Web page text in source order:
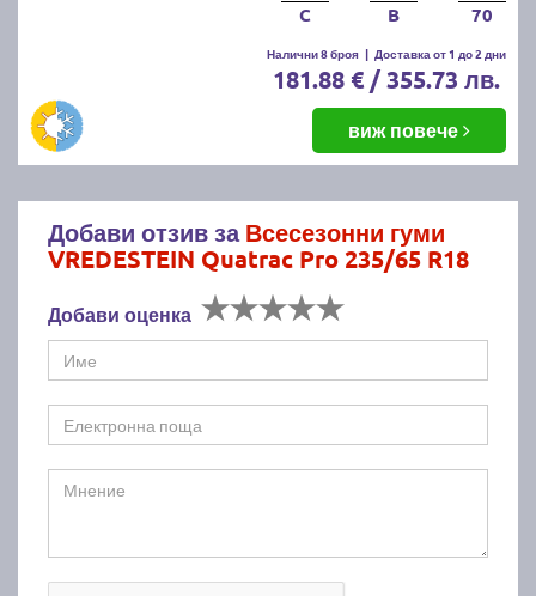
C B 70
Налични 8 броя | Доставка от 1 до 2 дни
181.88 € / 355.73 лв.
виж повече
Добави отзив заВсесезонни гуми
VREDESTEIN Quatrac Pro 235/65 R18
Добави оценка